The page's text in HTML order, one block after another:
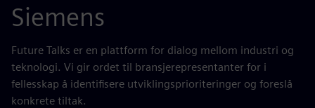
Siemens
Future Talks er en plattform for dialog mellom industri og
teknologi. Vi gir ordet til bransjerepresentanter for i
fellesskap å identifisere utviklingsprioriteringer og foreslå
konkrete tiltak.